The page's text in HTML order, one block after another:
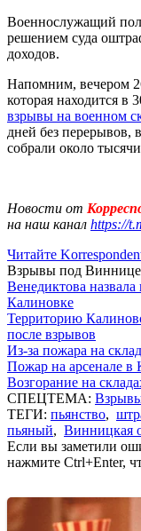
Военнослужащий
решением суда
доходов.
Напомним, вечером
которая находится в
взрывы на военном
дней без перерывов,
собрали около
Новости от
на наш канал https://
Читайте
Взрывы под
Венедиктова
Калиновке
Территорию
после взрывов
Из-за пожара на
Пожар на арсенале в
Возгорание на
СПЕЦТЕМА:
ТЕГИ: пьянство,
пьяный, Винницкая
Если вы заметили
нажмите Ctrl+Enter,